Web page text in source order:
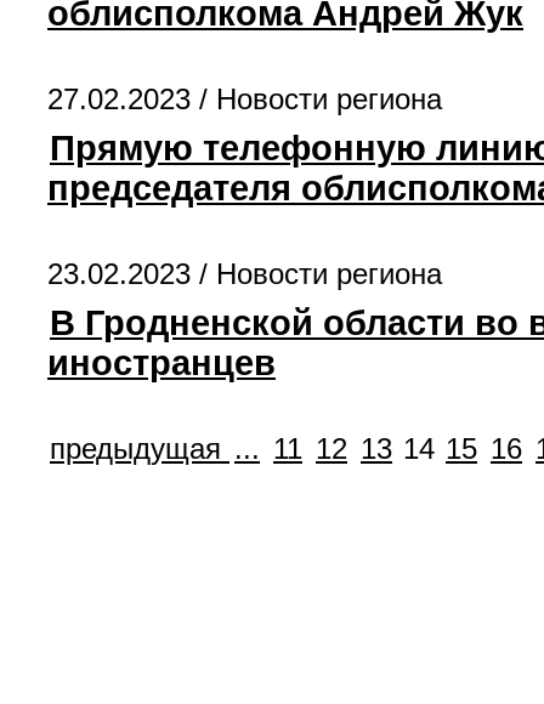
облисполкома Андрей Жук
27.02.2023 / Новости региона
Прямую телефонную
председателя
23.02.2023 / Новости региона
В Гродненской области
иностранцев
предыдущая ... 11 12 13 14 15 16